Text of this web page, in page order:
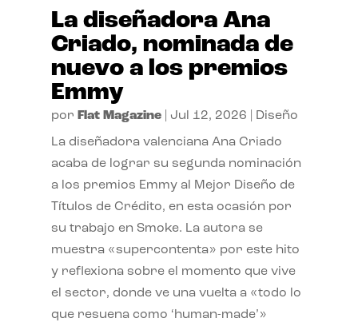
La diseñadora Ana
Criado, nominada de
nuevo a los premios
Emmy
por Flat Magazine| Jul 12, 2026 Diseño
La diseñadora valenciana Ana Criado
acaba de lograr su segunda nominación
a los premios Emmy al Mejor Diseño de
Títulos de Crédito, en esta ocasión por
su trabajo en Smoke. La autora se
muestra «supercontenta» por este hito
y reflexiona sobre el momento que vive
el sector, donde ve una vuelta a «todo lo
que resuena como ‘human-made’»